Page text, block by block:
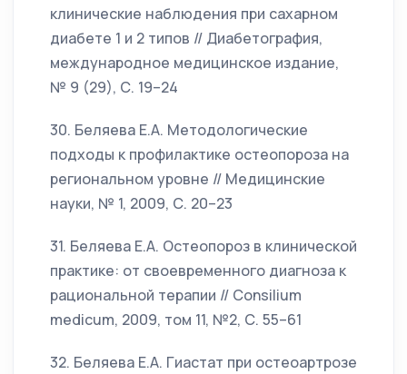
клинические наблюдения при сахарном
диабете 1 и 2 типов // Диабетография,
международное медицинское издание,
№ 9 (29), С. 19–24
30. Беляева Е.А. Методологические
подходы к профилактике остеопороза на
региональном уровне // Медицинские
науки, № 1, 2009, С. 20–23
31. Беляева Е.А. Остеопороз в клинической
практике: от своевременного диагноза к
рациональной терапии // Consilium
medicum, 2009, том 11, №2, С. 55–61
32. Беляева Е.А. Гиастат при остеоартрозе